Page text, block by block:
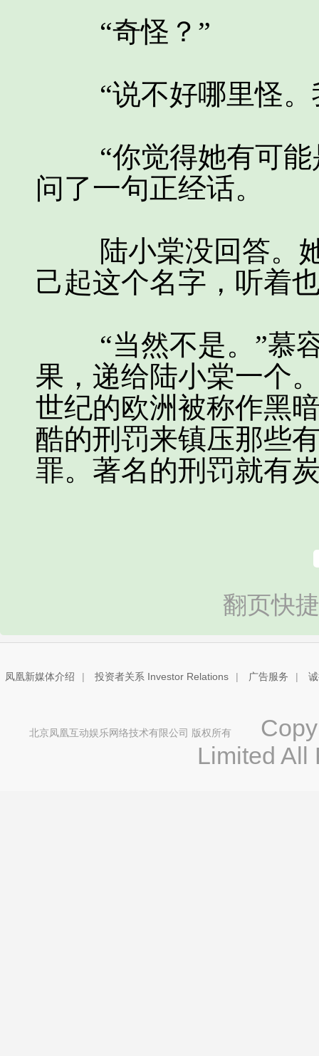
“奇怪？”
“说不好哪里怪。
“你觉得她有可能
问了一句正经话。
陆小棠没回答。她
己起这个名字，听着
“当然不是。”慕容
果，递给陆小棠一个
世纪的欧洲被称作黑
酷的刑罚来镇压那些
罪。著名的刑罚就有
翻页快
凤凰新媒体介绍 | 投资者关系 Investor Relations | 广告服务 |
北京凤凰互动娱乐网络技术有限公司 版权所有
Limited All